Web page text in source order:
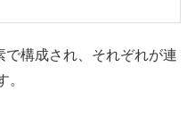
構成され、それぞれが連
。